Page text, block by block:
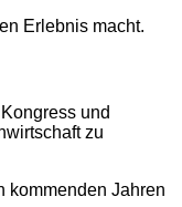
Erlebnis macht.
und
zu
kommenden Jahren